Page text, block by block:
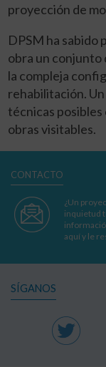
proyección de
DPSM ha sabido
obra un conjunto
la compleja
rehabilitación.
técnicas
obras visitables.
CONTACTO
¿Un
inquietud
aquí y le
SÍGANOS